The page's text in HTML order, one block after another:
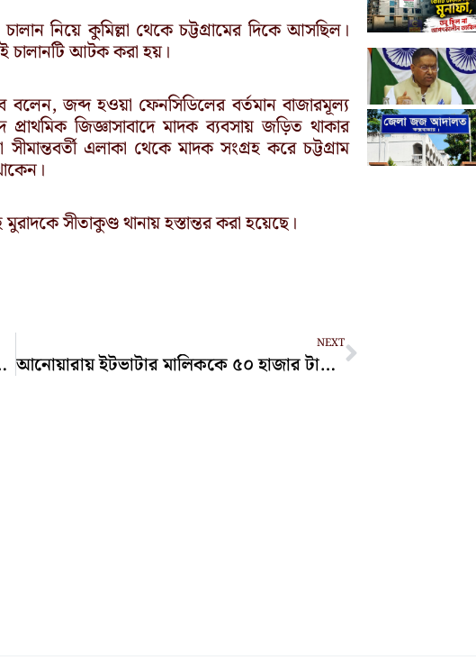
নিয়ে কুমিল্লা থেকে চট্টগ্রামের দিকে আসছিল।
চালানটি আটক করা হয়।
বলেন, জব্দ হওয়া ফেনসিডিলের বর্তমান বাজারমূল্য
জিজ্ঞাসাবাদে মাদক ব্যবসায় জড়িত থাকার
এলাকা থেকে মাদক সংগ্রহ করে চট্টগ্রাম
সীতাকুণ্ড থানায় হস্তান্তর করা হয়েছে।
অনুমোদন
NEXT
আনোয়ারায় ইটভাটার মালিককে ৫০ হাজার টাকা জরিমানা
Next